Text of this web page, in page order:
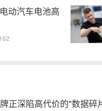
动汽车电池高
正深陷高代价的"数据碎